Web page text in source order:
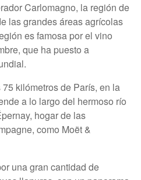
Carlomagno, la región de
las grandes áreas agrícolas
es famosa por el vino
que ha puesto a
kilómetros de París, en la
a lo largo del hermoso río
hogar de las
como Moët &
una gran cantidad de